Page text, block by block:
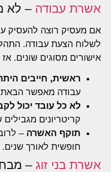
אשרת עבודה – לא
אם מעסיק רוצה להעסיק
לשלוח הצעת עבודה.
אישורים מסוגים שונים.
ראשית, חייבים
עבודה מאפשר הבאת
לא כל עובד יכול
קריטריונים
תוקף האשרה –
חופשית לאורך שנים.
אשרת בני זוג –